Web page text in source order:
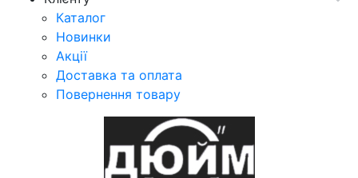
Каталог
Новинки
Акції
Доставка та оплата
Повернення товару